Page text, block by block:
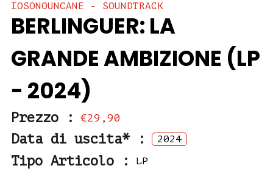
IOSONOUNCANE - SOUNDTRACK
BERLINGUER: LA
GRANDE AMBIZIONE (LP
- 2024)
Prezzo : €29,90
Data di uscita* : 2024
Tipo Articolo : LP